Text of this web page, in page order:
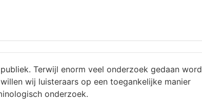
Terwijl enorm veel onderzoek gedaan
wij luisteraars op een toegankelijke manier
onderzoek.